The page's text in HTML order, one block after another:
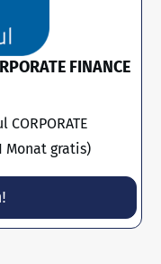
FINANCE
Monat gratis)